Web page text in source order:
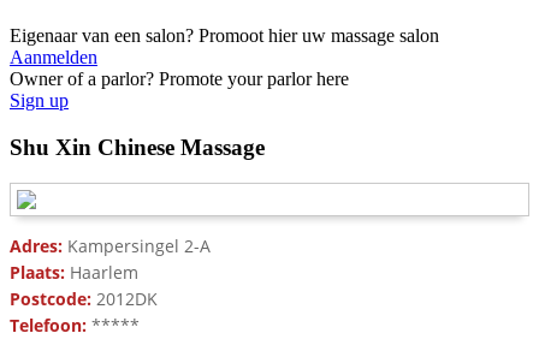
Eigenaar van een salon? Promoot hier uw massage salon
Aanmelden
Owner of a parlor? Promote your parlor here
Sign up
Shu Xin Chinese Massage
Adres: Kampersingel 2-A
Plaats: Haarlem
Postcode: 2012DK
Telefoon: *****